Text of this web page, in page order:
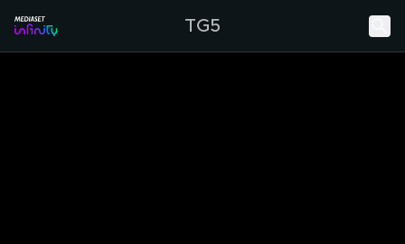
TG5